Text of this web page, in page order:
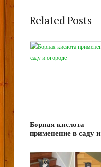
Related Posts
Борная кислота
применение в саду и